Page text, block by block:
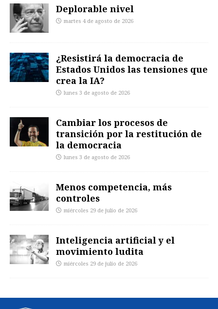
Deplorable nivel
martes 4 de agosto de 2026
¿Resistirá la democracia de
Estados Unidos las tensiones que
crea la IA?
lunes 3 de agosto de 2026
Cambiar los procesos de
transición por la restitución de
la democracia
lunes 3 de agosto de 2026
Menos competencia, más
controles
miércoles 29 de julio de 2026
Inteligencia artificial y el
movimiento ludita
miércoles 29 de julio de 2026